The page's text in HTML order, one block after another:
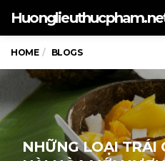
HOME BLOGS
NHỮNG LOẠI TRÁI